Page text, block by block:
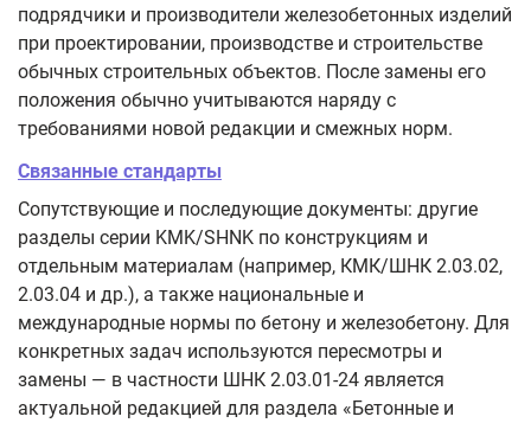
подрядчики и производители железобетонных изделий
при проектировании, производстве и строительстве
обычных строительных объектов. После замены его
положения обычно учитываются наряду с
требованиями новой редакции и смежных норм.
Связанные стандарты
Сопутствующие и последующие документы: другие
разделы серии KMK/SHNK по конструкциям и
отдельным материалам (например, КМК/ШНК 2.03.02,
2.03.04 и др.), а также национальные и
международные нормы по бетону и железобетону. Для
конкретных задач используются пересмотры и
замены — в частности ШНК 2.03.01-24 является
актуальной редакцией для раздела «Бетонные и